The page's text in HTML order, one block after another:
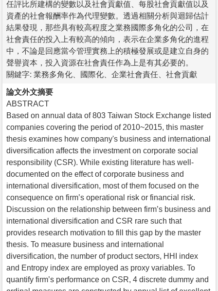
任評比所建構的變數以及社會貢獻值、每股社會貢獻值以及
資產的社會報酬率作為代理變數。透過相關分析與迴歸估計
結果發現，那些具有較高程度之業務國際多角化的公司，在
社會責任的投入上有較高的傾向，表示在企業多角化的進程
中，不論是回應當今管理實務上的積極發展或是建立自身的
聲譽資本，投入資源在社會責任作為上是有其必要的。
關鍵字: 業務多角化、國際化、企業社會責任、社會貢獻
論文外文摘要
ABSTRACT
Based on annual data of 803 Taiwan Stock Exchange listed
companies covering the period of 2010~2015, this master
thesis examines how company's business and international
diversification affects the investment on corporate social
responsibility (CSR). While existing literature has well-
documented on the effect of corporate business and
international diversification, most of them focused on the
consequence on firm’s operational risk or financial risk.
Discussion on the relationship between firm’s business and
international diversification and CSR rare such that
provides research motivation to fill this gap by the master
thesis. To measure business and international
diversification, the number of product sectors, HHI index
and Entropy index are employed as proxy variables. To
quantify firm’s performance on CSR, 4 discrete dummy and